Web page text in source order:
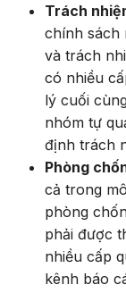
Trách
chính sách
và trách
có nhiều
lý cuối
nhóm tự
định trách
Phòng
cả trong
phòng
phải được
nhiều cấp
kênh báo